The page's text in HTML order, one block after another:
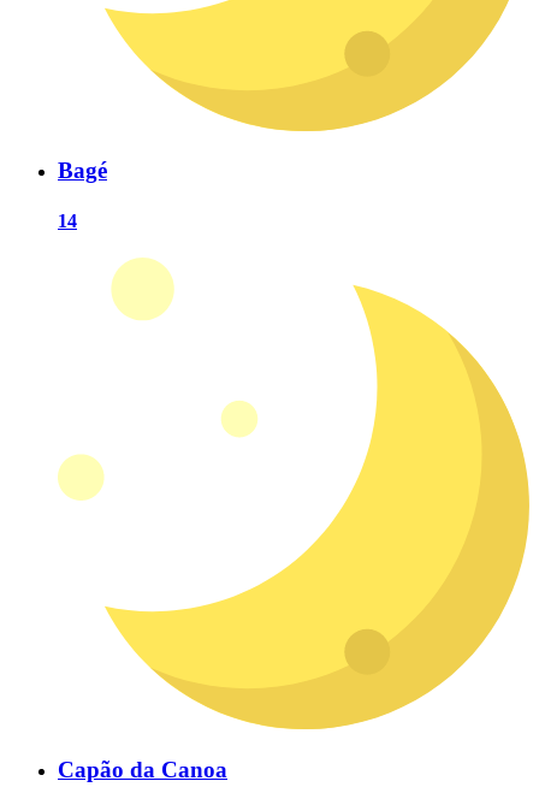
Bagé
14
Capão da Canoa